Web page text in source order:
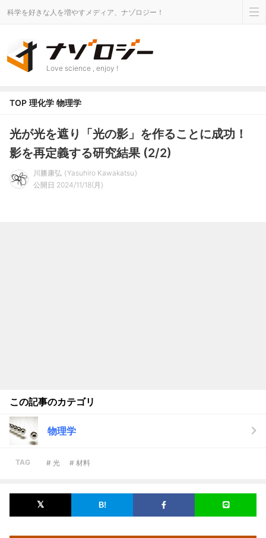
科学を好きな人を増やすメディア、ナゾロジー！
Love science , enjoy !
TOP 理化学 物理学
光が光を遮り「光の影」を作ることに成功！
影を再定義する研究結果 (2/2)
川勝康弘
Yasuhiro Kawakatsu
公開日 2024/11/18(月)
この記事のカテゴリ
物理学
TAG # 光 # 材料